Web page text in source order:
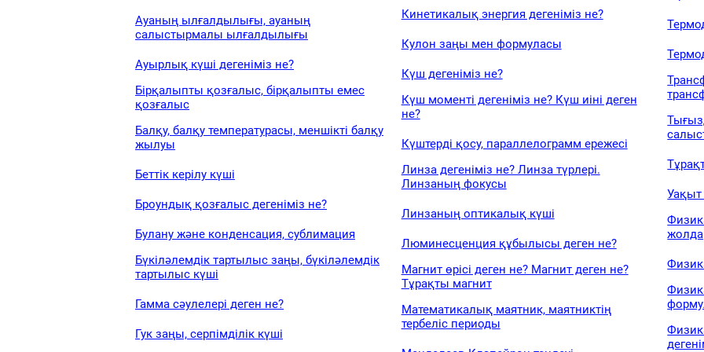
Ауаның ылғалдылығы, ауаның
салыстырмалы ылғалдылығы
Ауырлық күші дегеніміз не?
Бірқалыпты қозғалыс, бірқалыпты емес
қозғалыс
Балқу, балқу температурасы, меншікті балқу
жылуы
Беттік керілу күші
Броундық қозғалыс дегеніміз не?
Булану және конденсация, сублимация
Бүкіләлемдік тартылыс заңы, бүкіләлемдік
тартылыс күші
Гамма сәулелері деген не?
Гук заңы, серпімділік күші
Кинетикалық энергия дегеніміз не?
Кулон заңы мен формуласы
Күш дегеніміз не?
Күш моменті дегеніміз не? Күш иіні деген
не?
Күштерді қосу, параллелограмм ережесі
Линза дегеніміз не? Линза түрлері.
Линзаның фокусы
Линзаның оптикалық күші
Люминесценция құбылысы деген не?
Магнит өрісі деген не? Магнит деген не?
Тұрақты магнит
Математикалық маятник, маятниктің
тербеліс периоды
Уақыт